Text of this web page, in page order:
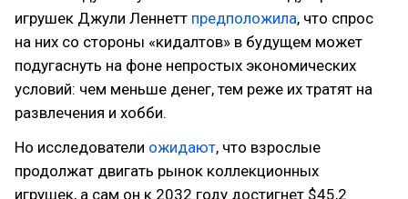
игрушек Джули Леннетт предположила, что спрос
на них со стороны «кидалтов» в будущем может
подугаснуть на фоне непростых экономических
условий: чем меньше денег, тем реже их тратят на
развлечения и хобби.
Но исследователи ожидают, что взрослые
продолжат двигать рынок коллекционных
игрушек, а сам он к 2032 году достигнет $45,2